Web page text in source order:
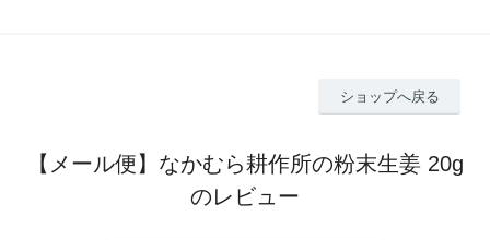
ショップへ戻る
【メール便】なかむら耕作所の粉末生姜 20g
のレビュー